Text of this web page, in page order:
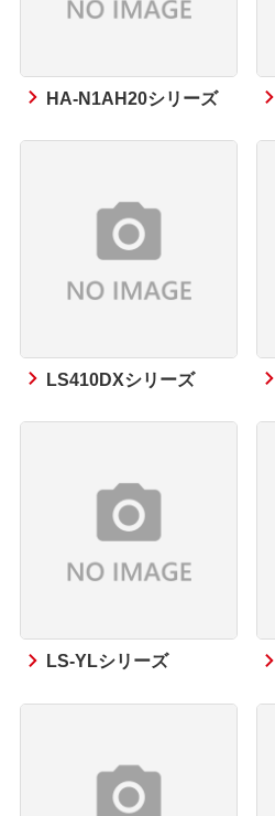
HA-N1AH20シリーズ
LS410DXシリーズ
LS-YLシリーズ